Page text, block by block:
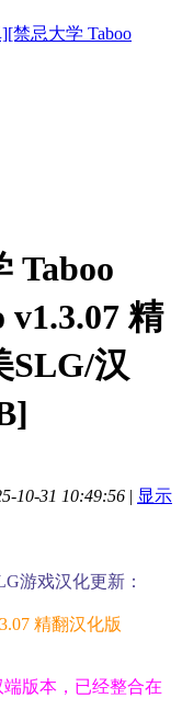
禁忌大学 Taboo
Taboo
精
SLG/汉
10-31 10:49:56 | 显示
游戏汉化更新：
精翻汉化版
版本，已经整合在